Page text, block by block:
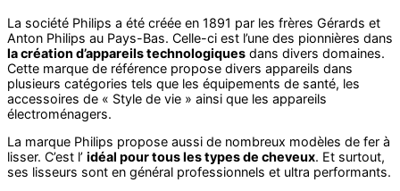
La société Philips a été créée en 1891 par les frères Gérards et
Anton Philips au Pays-Bas. Celle-ci est l’une des pionnières dans
la création d’appareils technologiques dans divers domaines.
Cette marque de référence propose divers appareils dans
plusieurs catégories tels que les équipements de santé, les
accessoires de « Style de vie » ainsi que les appareils
électroménagers.
La marque Philips propose aussi de nombreux modèles de fer à
lisser. C’est l’ idéal pour tous les types de cheveux. Et surtout,
ses lisseurs sont en général professionnels et ultra performants.